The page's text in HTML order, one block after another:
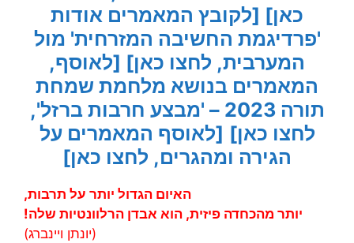
כאן] [לקובץ המאמרים אודות
'פרדיגמת החשיבה המזרחית' מול
המערבית, לחצו כאן] [לאוסף,
המאמרים בנושא מלחמת שמחת
תורה 2023 – 'מבצע חרבות ברזל',
לחצו כאן] [לאוסף המאמרים על
הגירה ומהגרים, לחצו כאן]
האיום הגדול יותר על תרבות,
יותר מהכחדה פיזית, הוא אבדן הרלוונטיות שלה!
(יונתן ויינברג)